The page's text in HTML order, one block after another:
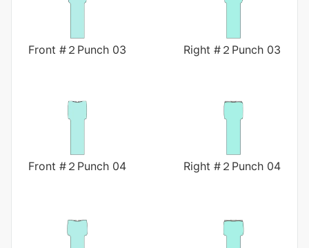
Front #２Punch 03 Right #２Punch 03
Front #２Punch 04 Right #２Punch 04